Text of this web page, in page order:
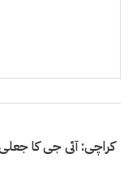
کراچی: آئی جی کا